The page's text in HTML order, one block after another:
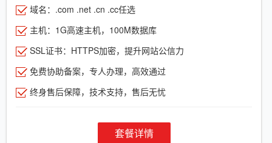
域名：.com .net .cn .cc任选
主机：1G高速主机，100M数据库
SSL证书：HTTPS加密，提升网站公信力
免费协助备案，专人办理，高效通过
终身售后保障，技术支持，售后无忧
套餐详情